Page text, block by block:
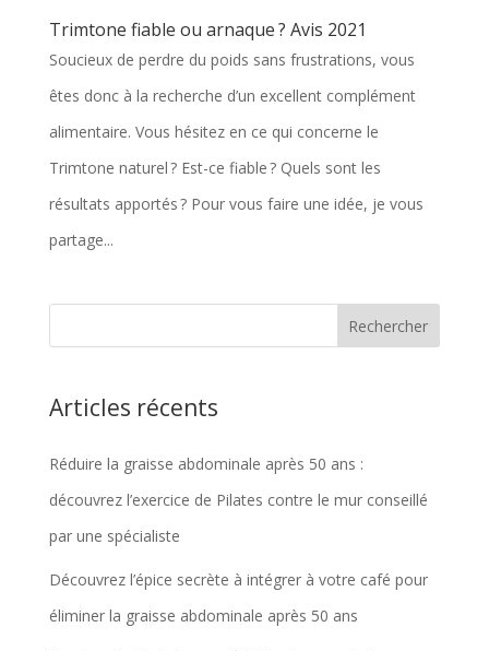
Trimtone fiable ou arnaque ? Avis 2021
Soucieux de perdre du poids sans frustrations, vous
êtes donc à la recherche d’un excellent complément
alimentaire. Vous hésitez en ce qui concerne le
Trimtone naturel ? Est-ce fiable ? Quels sont les
résultats apportés ? Pour vous faire une idée, je vous
partage...
Articles récents
Réduire la graisse abdominale après 50 ans :
découvrez l’exercice de Pilates contre le mur conseillé
par une spécialiste
Découvrez l’épice secrète à intégrer à votre café pour
éliminer la graisse abdominale après 50 ans